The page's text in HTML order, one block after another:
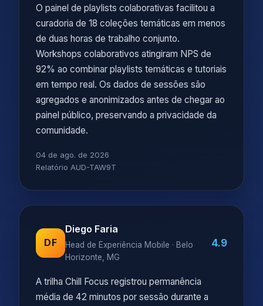
O painel de playlists colaborativas facilitou a
curadoria de 18 coleções temáticas em menos
de duas horas de trabalho conjunto.
Workshops colaborativos atingiram NPS de
92% ao combinar playlists temáticas e tutoriais
em tempo real. Os dados de sessões são
agregados e anonimizados antes de chegar ao
painel público, preservando a privacidade da
comunidade.
04 de ago. de 2026
Relatório AUD-TAW9T
DF
Diego Faria
Head de Experiência Mobile · Belo
Horizonte, MG
4.9
A trilha Chill Focus registrou permanência
média de 42 minutos por sessão durante a